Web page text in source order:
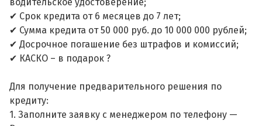
водительское удостоверение;
✔ Срок кредита от 6 месяцев до 7 лет;
✔ Сумма кредита от 50 000 руб. до 10 000 000 рублей;
✔ Досрочное погашение без штрафов и комиссий;
✔ КАСКО – в подарок ?
Для получение предварительного решения по
кредиту:
1. Заполните заявку с менеджером по телефону —